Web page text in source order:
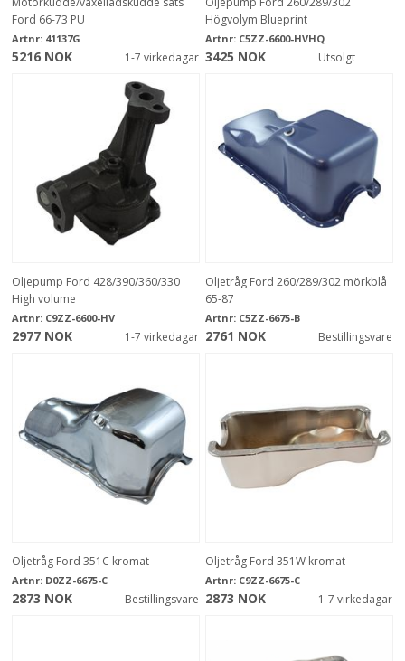
Ford 66-73 PU
Artnr: 41137G
5216 NOK 1-7 virkedagar
Högvolym Blueprint
Artnr: C5ZZ-6600-HVHQ
3425 NOK Utsolgt
Oljepump Ford 428/390/360/330
High volume
Artnr: C9ZZ-6600-HV
2977 NOK 1-7 virkedagar
Oljetråg Ford 260/289/302 mörkblå
65-87
Artnr: C5ZZ-6675-B
2761 NOK Bestillingsvare
Oljetråg Ford 351C kromat
Artnr: D0ZZ-6675-C
2873 NOK Bestillingsvare
Oljetråg Ford 351W kromat
Artnr: C9ZZ-6675-C
2873 NOK 1-7 virkedagar